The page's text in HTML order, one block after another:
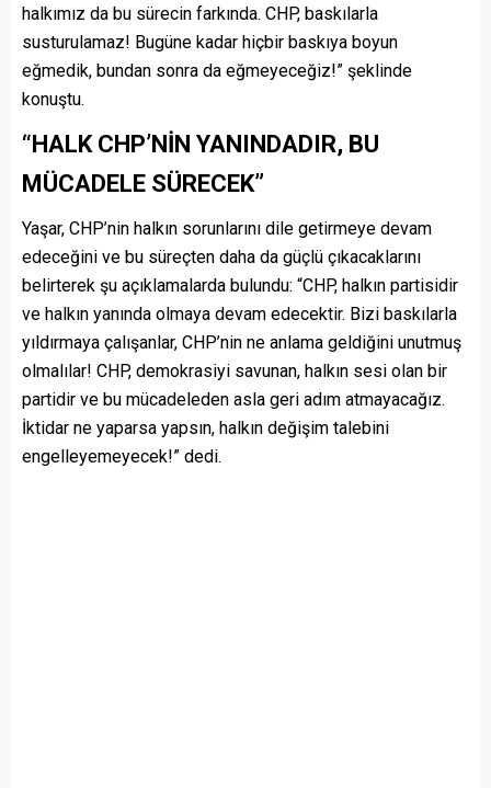
halkımız da bu sürecin farkında. CHP, baskılarla
susturulamaz! Bugüne kadar hiçbir baskıya boyun
eğmedik, bundan sonra da eğmeyeceğiz!” şeklinde
konuştu.
“HALK CHP’NİN YANINDADIR, BU
MÜCADELE SÜRECEK”
Yaşar, CHP’nin halkın sorunlarını dile getirmeye devam
edeceğini ve bu süreçten daha da güçlü çıkacaklarını
belirterek şu açıklamalarda bulundu: “CHP, halkın partisidir
ve halkın yanında olmaya devam edecektir. Bizi baskılarla
yıldırmaya çalışanlar, CHP’nin ne anlama geldiğini unutmuş
olmalılar! CHP, demokrasiyi savunan, halkın sesi olan bir
partidir ve bu mücadeleden asla geri adım atmayacağız.
İktidar ne yaparsa yapsın, halkın değişim talebini
engelleyemeyecek!” dedi.